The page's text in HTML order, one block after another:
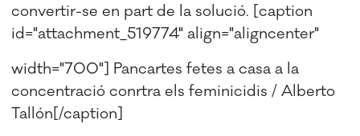
convertir-se en part de la solució. [caption
id="attachment_519774" align="aligncenter"
width="700"] Pancartes fetes a casa a la
concentració conrtra els feminicidis / Alberto
Tallón[/caption]